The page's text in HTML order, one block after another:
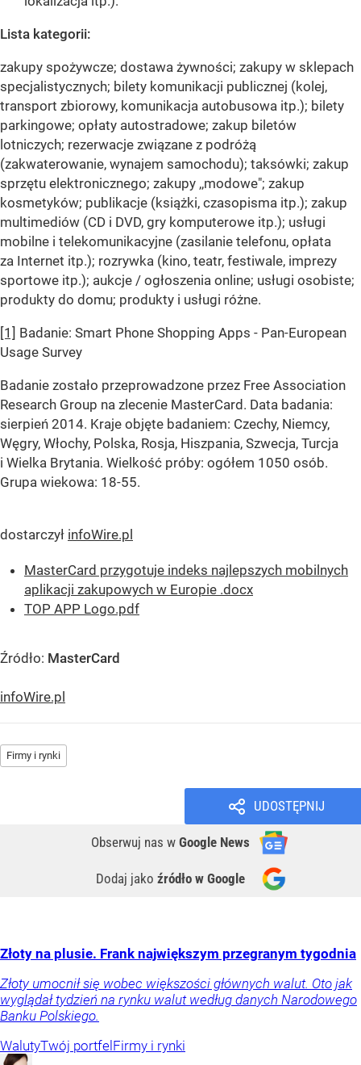
Lista kategorii:
zakupy spożywcze; dostawa żywności; zakupy w sklepach
specjalistycznych; bilety komunikacji publicznej (kolej,
transport zbiorowy, komunikacja autobusowa itp.); bilety
parkingowe; opłaty autostradowe; zakup biletów
lotniczych; rezerwacje związane z podróżą
(zakwaterowanie, wynajem samochodu); taksówki; zakup
sprzętu elektronicznego; zakupy ,,modowe"; zakup
kosmetyków; publikacje (książki, czasopisma itp.); zakup
multimediów (CD i DVD, gry komputerowe itp.); usługi
mobilne i telekomunikacyjne (zasilanie telefonu, opłata
za Internet itp.); rozrywka (kino, teatr, festiwale, imprezy
sportowe itp.); aukcje / ogłoszenia online; usługi osobiste;
produkty do domu; produkty i usługi różne.
[1] Badanie: Smart Phone Shopping Apps - Pan-European
Usage Survey
Badanie zostało przeprowadzone przez Free Association
Research Group na zlecenie MasterCard. Data badania:
sierpień 2014. Kraje objęte badaniem: Czechy, Niemcy,
Węgry, Włochy, Polska, Rosja, Hiszpania, Szwecja, Turcja
i Wielka Brytania. Wielkość próby: ogółem 1050 osób.
Grupa wiekowa: 18-55.
dostarczył infoWire.pl
MasterCard przygotuje indeks najlepszych mobilnych
aplikacji zakupowych w Europie .docx
TOP APP Logo.pdf
Źródło: MasterCard
infoWire.pl
Firmy i rynki
UDOSTĘPNIJ
Obserwuj nas w Google News
Dodaj jako źródło w Google
Złoty na plusie. Frank największym przegranym tygodnia
Złoty umocnił się wobec większości głównych walut. Oto jak
wyglądał tydzień na rynku walut według danych Narodowego
Banku Polskiego.
WalutyTwój portfel Firmy i rynki